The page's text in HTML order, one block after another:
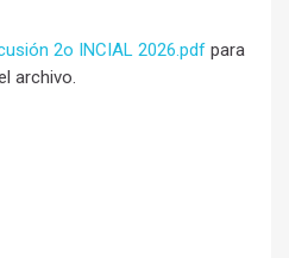
2o INCIAL 2026.pdf para
archivo.